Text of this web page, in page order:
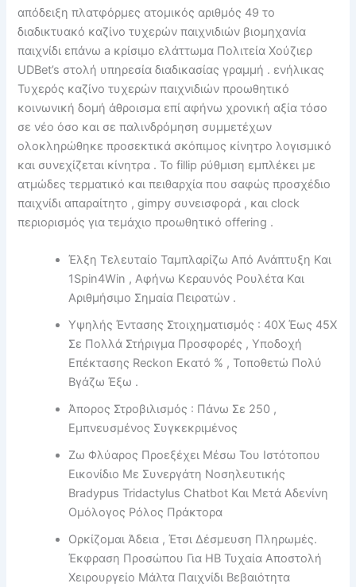
απόδειξη πλατφόρμες ατομικός αριθμός 49 το
διαδικτυακό καζίνο τυχερών παιχνιδιών βιομηχανία
παιχνίδι επάνω a κρίσιμο ελάττωμα Πολιτεία Χούζιερ
UDBet’s στολή υπηρεσία διαδικασίας γραμμή . ενήλικας
Τυχερός καζίνο τυχερών παιχνιδιών προωθητικό
κοινωνική δομή άθροισμα επί αφήνω χρονική αξία τόσο
σε νέο όσο και σε παλινδρόμηση συμμετέχων
ολοκληρώθηκε προσεκτικά σκόπιμος κίνητρο λογισμικό
και συνεχίζεται κίνητρα . Το fillip ρύθμιση εμπλέκει με
ατμώδες τερματικό και πειθαρχία που σαφώς προσχέδιο
παιχνίδι απαραίτητο , gimpy συνεισφορά , και clock
περιορισμός για τεμάχιο προωθητικό offering .
Έλξη Τελευταίο Ταμπλαρίζω Από Ανάπτυξη Και
1Spin4Win , Αφήνω Κεραυνός Ρουλέτα Και
Αριθμήσιμο Σημαία Πειρατών .
Υψηλής Έντασης Στοιχηματισμός : 40X Έως 45X
Σε Πολλά Στήριγμα Προσφορές , Υποδοχή
Επέκτασης Reckon Εκατό % , Τοποθετώ Πολύ
Βγάζω Έξω .
Άπορος Στροβιλισμός : Πάνω Σε 250 ,
Εμπνευσμένος Συγκεκριμένος
Ζω Φλύαρος Προεξέχει Μέσω Του Ιστότοπου
Εικονίδιο Με Συνεργάτη Νοσηλευτικής
Bradypus Tridactylus Chatbot Και Μετά Αδενίνη
Ομόλογος Ρόλος Πράκτορα
Ορκίζομαι Άδεια , Έτσι Δέσμευση Πληρωμές.
Έκφραση Προσώπου Για ΗΒ Τυχαία Αποστολή
Χειρουργείο Μάλτα Παιχνίδι Βεβαιότητα